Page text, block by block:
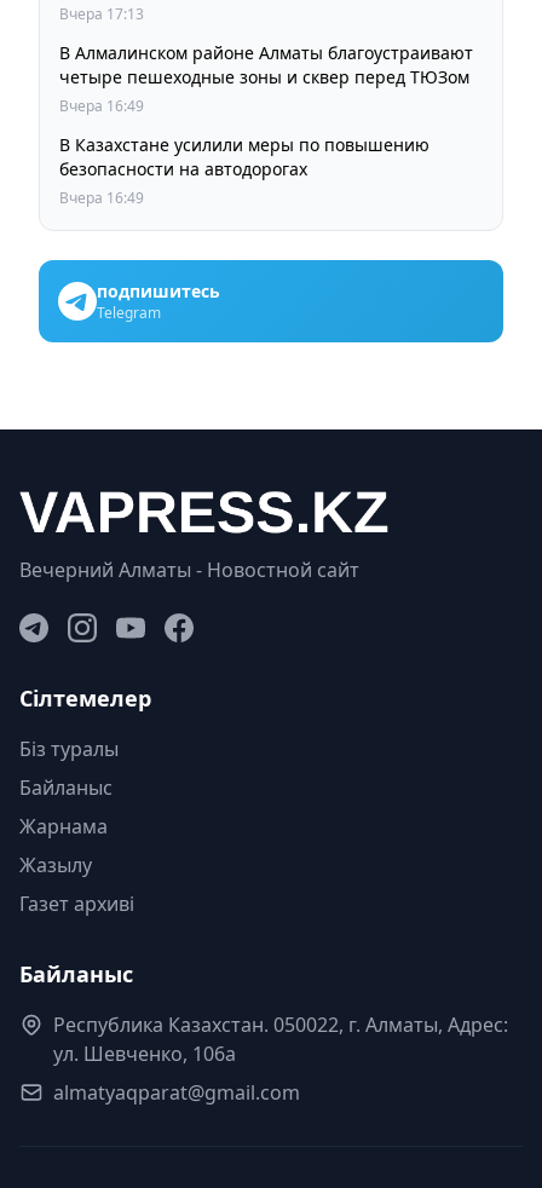
Вчера 17:13
В Алмалинском районе Алматы благоустраивают
четыре пешеходные зоны и сквер перед ТЮЗом
Вчера 16:49
В Казахстане усилили меры по повышению
безопасности на автодорогах
Вчера 16:49
подпишитесь
Telegram
Вечерний Алматы - Новостной сайт
Сілтемелер
Біз туралы
Байланыс
Жарнама
Жазылу
Газет архиві
Байланыс
Республика Казахстан. 050022, г. Алматы, Адрес:
ул. Шевченко, 106а
almatyaqparat@gmail.com